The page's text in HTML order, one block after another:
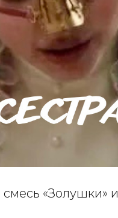
«Золушки» и